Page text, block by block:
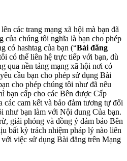
các trang mạng xã hội mà bạn đã
của chúng tôi nghĩa là bạn cho phép
có hashtag của bạn (“Bài đăng
có thể liên hệ trực tiếp với bạn, dù
qua nền tảng mạng xã hội nơi có
cầu bạn cho phép sử dụng Bài
cho phép chúng tôi như đã nêu
bạn cấp cho các Bên được Cấp
các cam kết và bảo đảm tương tự đối
như bạn làm với Nội dung Của bạn.
giải phóng và đồng ý đảm bảo Bên
bất kỳ trách nhiệm pháp lý nào liên
việc sử dụng Bài đăng trên Mạng